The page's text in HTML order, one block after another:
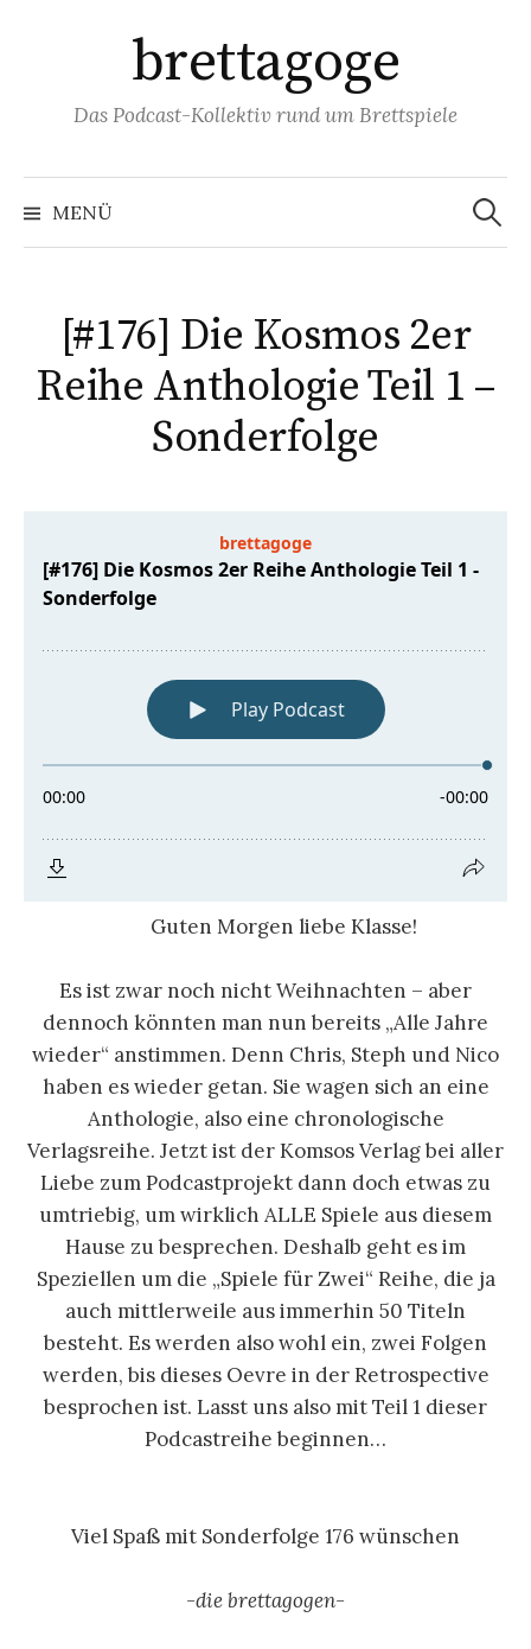
brettagoge
Das Podcast-Kollektiv rund um Brettspiele
MENÜ
Suchen
nach:
[#176] Die Kosmos 2er
Reihe Anthologie Teil 1 –
Sonderfolge
Guten Morgen liebe Klasse!
Es ist zwar noch nicht Weihnachten – aber
dennoch könnten man nun bereits „Alle Jahre
wieder“ anstimmen. Denn Chris, Steph und Nico
haben es wieder getan. Sie wagen sich an eine
Anthologie, also eine chronologische
Verlagsreihe. Jetzt ist der Komsos Verlag bei aller
Liebe zum Podcastprojekt dann doch etwas zu
umtriebig, um wirklich ALLE Spiele aus diesem
Hause zu besprechen. Deshalb geht es im
Speziellen um die „Spiele für Zwei“ Reihe, die ja
auch mittlerweile aus immerhin 50 Titeln
besteht. Es werden also wohl ein, zwei Folgen
werden, bis dieses Oevre in der Retrospective
besprochen ist. Lasst uns also mit Teil 1 dieser
Podcastreihe beginnen…
Viel Spaß mit Sonderfolge 176 wünschen
-die brettagogen-